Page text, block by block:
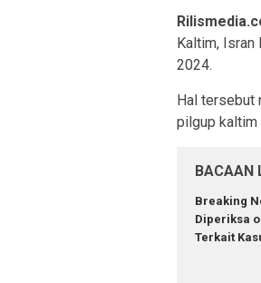
Kaltim, Isran
2024.
Hal tersebut
pilgup kaltim
BACAAN
Breaking
Diperiksa
Terkait